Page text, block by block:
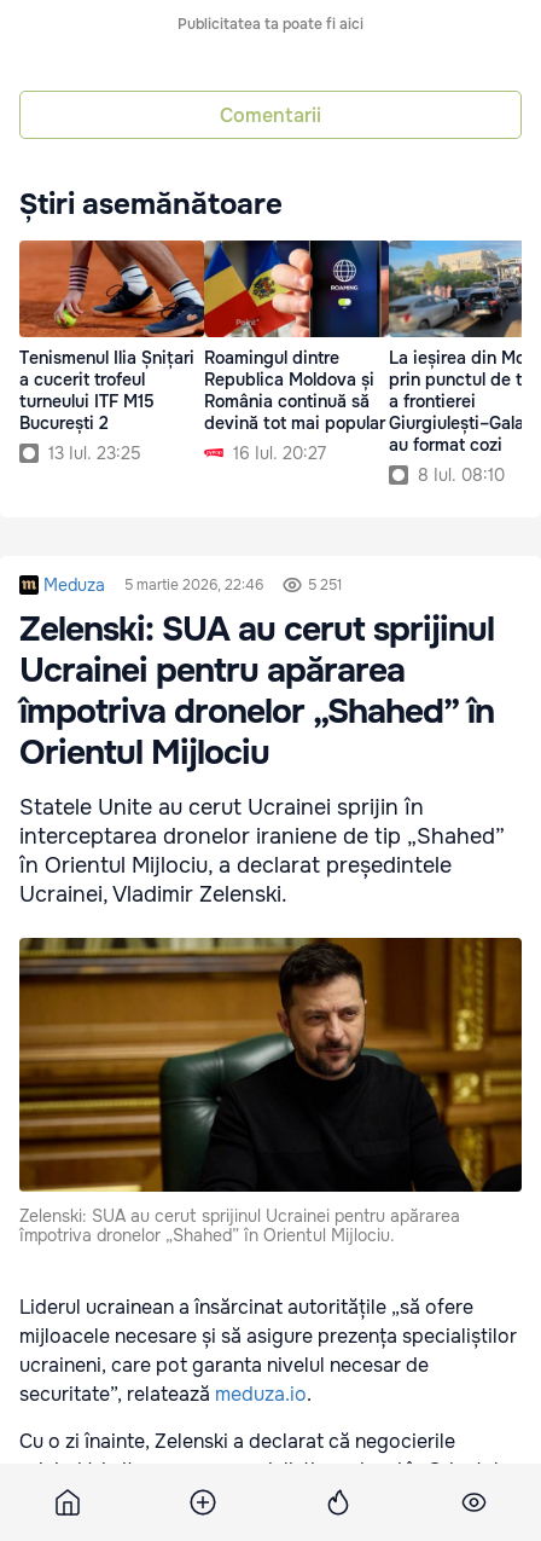
Publicitatea ta poate fi aici
Comentarii
Știri asemănătoare
Tenismenul Ilia Șnițari
a cucerit trofeul
turneului ITF M15
București 2
13 Iul. 23:25
Roamingul dintre
Republica Moldova și
România continuă să
devină tot mai popular
16 Iul. 20:27
La ieșirea din
prin punctul de
a frontierei
Giurgiulești–Galați
au format cozi
8 Iul. 08:10
Meduza 5 martie 2026, 22:46 5 251
Zelenski: SUA au cerut sprijinul
Ucrainei pentru apărarea
împotriva dronelor „Shahed” în
Orientul Mijlociu
Statele Unite au cerut Ucrainei sprijin în
interceptarea dronelor iraniene de tip „Shahed”
în Orientul Mijlociu, a declarat președintele
Ucrainei, Vladimir Zelenski.
Zelenski: SUA au cerut sprijinul Ucrainei pentru apărarea
împotriva dronelor „Shahed” în Orientul Mijlociu.
Liderul ucrainean a însărcinat autoritățile „să ofere
mijloacele necesare și să asigure prezența specialiștilor
ucraineni, care pot garanta nivelul necesar de
securitate”, relatează meduza.io.
Cu o zi înainte, Zelenski a declarat că negocierile
privind trimiterea unor specialiști ucraineni în Orientul
Mijlociu sunt deja în desfășurare.